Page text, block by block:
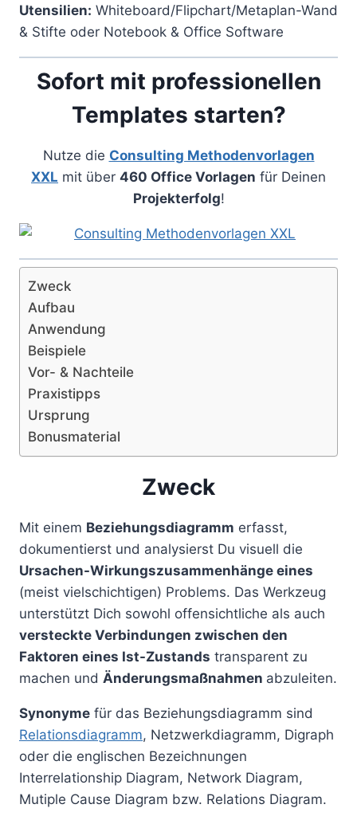
Utensilien: Whiteboard/Flipchart/Metaplan-Wand
& Stifte oder Notebook & Office Software
Sofort mit professionellen
Templates starten?
Nutze die Consulting Methodenvorlagen
XXL mit über 460 Office Vorlagen für Deinen
Projekterfolg!
Zweck
Aufbau
Anwendung
Beispiele
Vor- & Nachteile
Praxistipps
Ursprung
Bonusmaterial
Zweck
Mit einem Beziehungsdiagramm erfasst,
dokumentierst und analysierst Du visuell die
Ursachen-Wirkungszusammenhänge eines
(meist vielschichtigen) Problems. Das Werkzeug
unterstützt Dich sowohl offensichtliche als auch
versteckte Verbindungen zwischen den
Faktoren eines Ist-Zustands transparent zu
machen und Änderungsmaßnahmen abzuleiten.
Synonyme für das Beziehungsdiagramm sind
Relationsdiagramm, Netzwerkdiagramm, Digraph
oder die englischen Bezeichnungen
Interrelationship Diagram, Network Diagram,
Mutiple Cause Diagram bzw. Relations Diagram.